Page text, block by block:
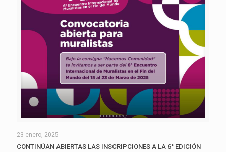
23 enero, 2025
CONTINÚAN ABIERTAS LAS INSCRIPCIONES A LA 6° EDICIÓN